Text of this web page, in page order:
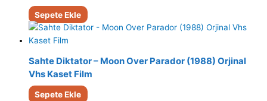
Sepete Ekle
Sahte Diktator – Moon Over Parador (1988) Orjinal
Vhs Kaset Film
Sepete Ekle